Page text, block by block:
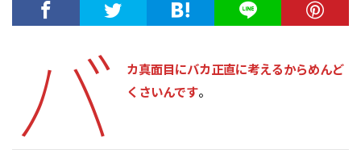
バ
カ真面目にバカ正直に考えるからめんど
くさいんです。